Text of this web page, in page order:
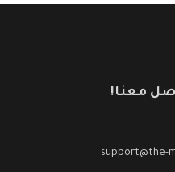
معنا!
support@the-